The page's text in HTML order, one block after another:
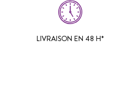
LIVRAISON EN 48 H*